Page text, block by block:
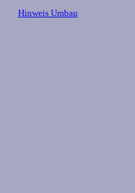
Hinweis Umbau